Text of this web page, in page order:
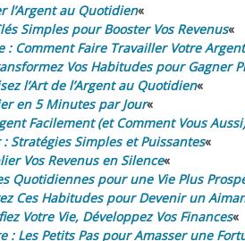
l’Argent au Quotidien«
Simples pour Booster Vos Revenus«
: Comment Faire Travailler Votre
Vos Habitudes pour Gagner
l’Art de l’Argent au Quotidien«
en 5 Minutes par Jour«
Facilement (et Comment Vous Aussi)
Stratégies Simples et Puissantes«
Vos Revenus en Silence«
Quotidiennes pour une Vie Plus
Ces Habitudes pour Devenir un
Votre Vie, Développez Vos Finances«
: Les Petits Pas pour Amasser une